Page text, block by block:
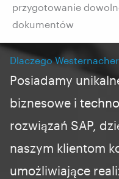
przygotowanie
dokumentów
Dlaczego
Posiadamy
biznesowe i
rozwiązań SAP,
naszym klientom
umożliwiające